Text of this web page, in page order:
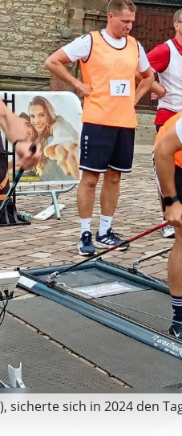
sicherte sich in 2024 den